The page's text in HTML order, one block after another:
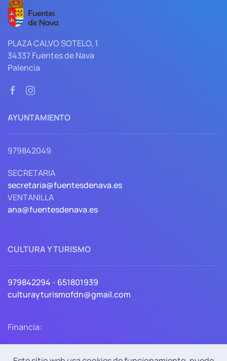
PLAZA CALVO SOTELO, 1
34337 Fuentes de Nava
Palencia
AYUNTAMIENTO
979842049
SECRETARIA
secretaria@fuentesdenava.es
VENTANILLA
ana@fuentesdenava.es
CULTURA Y TURISMO
979842294 - 651801939
culturayturismofdn@gmail.com
Financia: